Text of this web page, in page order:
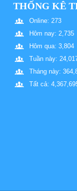
THỐNG KÊ
Online: 273
Hôm nay: 2,735
Hôm qua: 3,804
Tuần này:
Tháng này:
Tất cả: